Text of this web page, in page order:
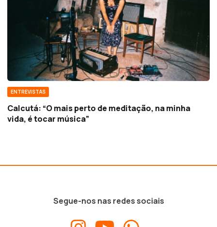
ENTREVISTAS
Calcutá: “O mais perto de meditação, na minha
vida, é tocar música”
Segue-nos nas redes sociais